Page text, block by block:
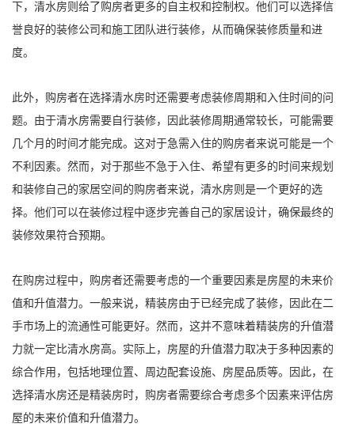
下，清水房则给了购房者更多的自主权和控制权。他们可以选择信
誉良好的装修公司和施工团队进行装修，从而确保装修质量和进
度。
此外，购房者在选择清水房时还需要考虑装修周期和入住时间的问
题。由于清水房需要自行装修，因此装修周期通常较长，可能需要
几个月的时间才能完成。这对于急需入住的购房者来说可能是一个
不利因素。然而，对于那些不急于入住、希望有更多的时间来规划
和装修自己的家居空间的购房者来说，清水房则是一个更好的选
择。他们可以在装修过程中逐步完善自己的家居设计，确保最终的
装修效果符合预期。
在购房过程中，购房者还需要考虑的一个重要因素是房屋的未来价
值和升值潜力。一般来说，精装房由于已经完成了装修，因此在二
手市场上的流通性可能更好。然而，这并不意味着精装房的升值潜
力就一定比清水房高。实际上，房屋的升值潜力取决于多种因素的
综合作用，包括地理位置、周边配套设施、房屋品质等。因此，在
选择清水房还是精装房时，购房者需要综合考虑多个因素来评估房
屋的未来价值和升值潜力。